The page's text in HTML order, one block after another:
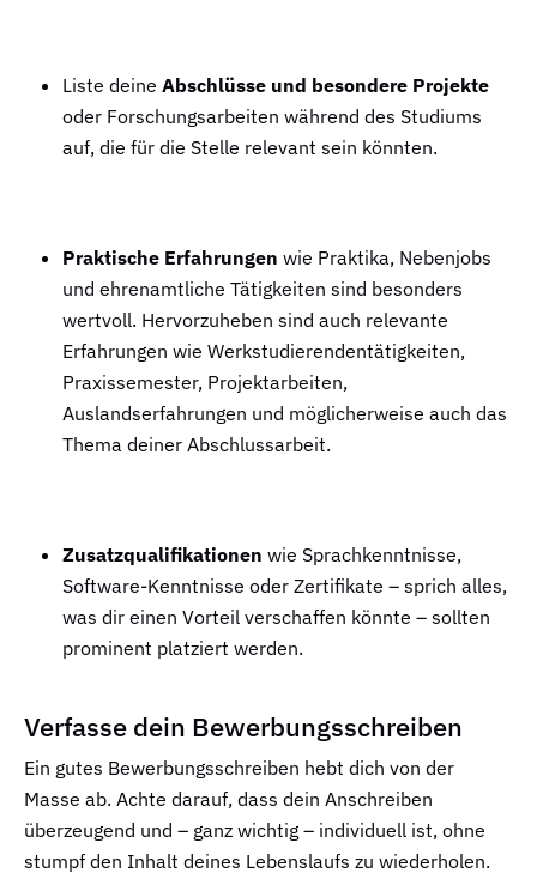
Liste deine Abschlüsse und besondere Projekte
oder Forschungsarbeiten während des Studiums
auf, die für die Stelle relevant sein könnten.
Praktische Erfahrungen wie Praktika, Nebenjobs
und ehrenamtliche Tätigkeiten sind besonders
wertvoll. Hervorzuheben sind auch relevante
Erfahrungen wie Werkstudierendentätigkeiten,
Praxissemester, Projektarbeiten,
Auslandserfahrungen und möglicherweise auch das
Thema deiner Abschlussarbeit.
Zusatzqualifikationen wie Sprachkenntnisse,
Software-Kenntnisse oder Zertifikate – sprich alles,
was dir einen Vorteil verschaffen könnte – sollten
prominent platziert werden.
Verfasse dein Bewerbungsschreiben
Ein gutes Bewerbungsschreiben hebt dich von der
Masse ab. Achte darauf, dass dein Anschreiben
überzeugend und – ganz wichtig – individuell ist, ohne
stumpf den Inhalt deines Lebenslaufs zu wiederholen.